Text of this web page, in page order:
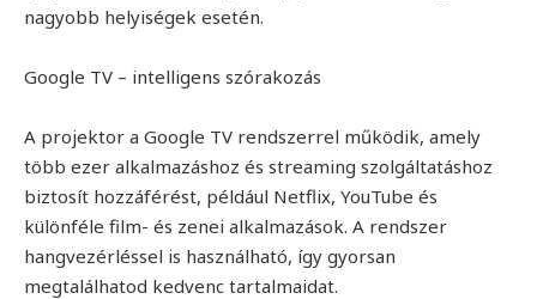
nagyobb helyiségek esetén.
Google TV – intelligens szórakozás
A projektor a Google TV rendszerrel működik, amely
több ezer alkalmazáshoz és streaming szolgáltatáshoz
biztosít hozzáférést, például Netflix, YouTube és
különféle film- és zenei alkalmazások. A rendszer
hangvezérléssel is használható, így gyorsan
megtalálhatod kedvenc tartalmaidat.